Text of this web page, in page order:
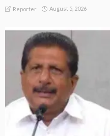
Reporter August 5, 2026